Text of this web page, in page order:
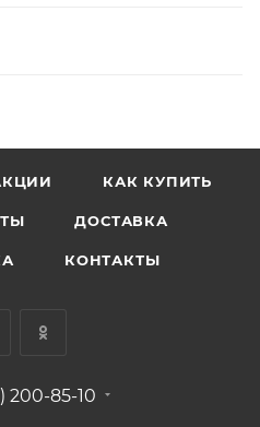
КАК КУПИТЬ
ДОСТАВКА
КОНТАКТЫ
200-85-10